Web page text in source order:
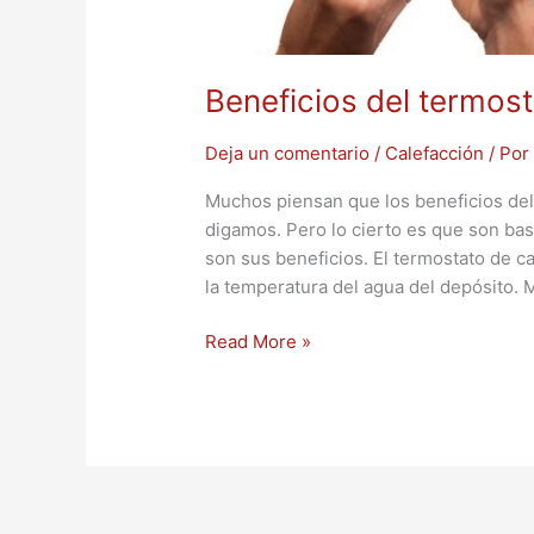
Beneficios del
Deja un comentario / Calefacción / Por
Muchos piensan que los beneficios
digamos. Pero lo cierto es que son
son sus beneficios. El termostato de
la temperatura del agua del depósito.
Read More »